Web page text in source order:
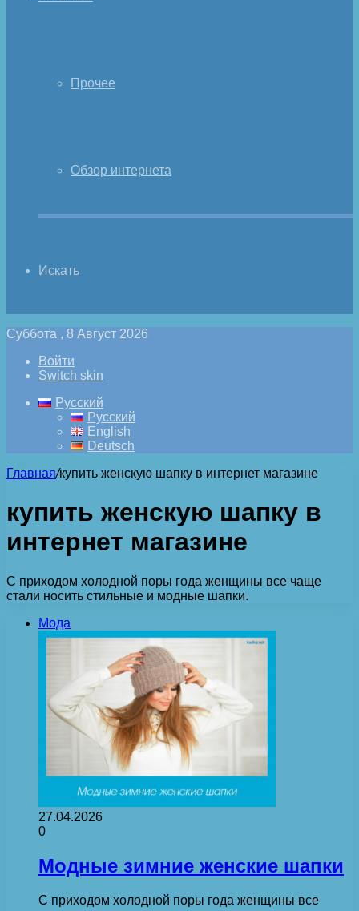
Прочее
Обзор интернета
Искать
Суббота , 8 Август 2026
Войти
Switch skin
Русский
Русский
English
Deutsch
Главная/купить женскую шапку в интернет магазине
купить женскую шапку в
интернет магазине
С приходом холодной поры года женщины все чаще
стали носить стильные и модные шапки.
Мода
27.04.2026
0
Модные зимние женские шапки
С приходом холодной поры года женщины все